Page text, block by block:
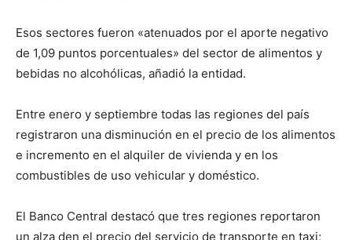
Esos sectores fueron «atenuados por el aporte negativo
de 1,09 puntos porcentuales» del sector de alimentos y
bebidas no alcohólicas, añadió la entidad.
Entre enero y septiembre todas las regiones del país
registraron una disminución en el precio de los alimentos
e incremento en el alquiler de vivienda y en los
combustibles de uso vehicular y doméstico.
El Banco Central destacó que tres regiones reportaron
un alza den el precio del servicio de transporte en taxi;